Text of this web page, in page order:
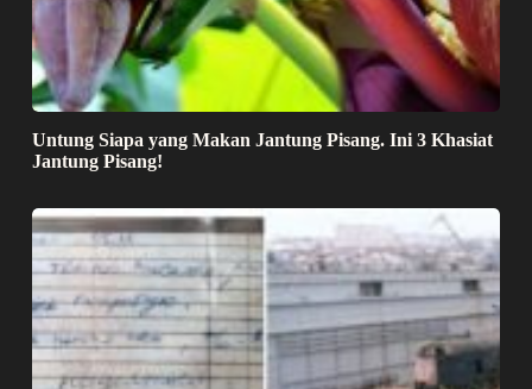
Untung Siapa yang Makan Jantung Pisang. Ini 3 Khasiat
Jantung Pisang!